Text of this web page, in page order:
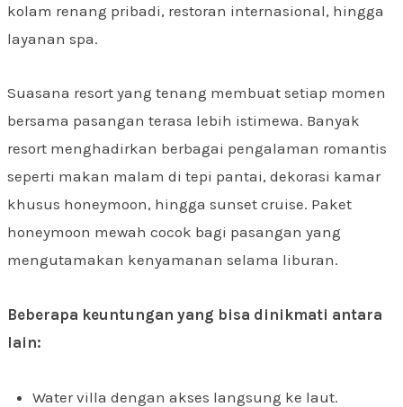
kolam renang pribadi, restoran internasional, hingga
layanan spa.
Suasana resort yang tenang membuat setiap momen
bersama pasangan terasa lebih istimewa. Banyak
resort menghadirkan berbagai pengalaman romantis
seperti makan malam di tepi pantai, dekorasi kamar
khusus honeymoon, hingga sunset cruise. Paket
honeymoon mewah cocok bagi pasangan yang
mengutamakan kenyamanan selama liburan.
Beberapa keuntungan yang bisa dinikmati antara
lain:
Water villa dengan akses langsung ke laut.